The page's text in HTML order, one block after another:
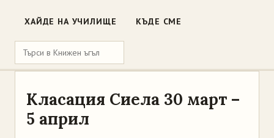
ХАЙДЕ НА УЧИЛИЩЕ КЪДЕ СМЕ
Класация Сиела 30 март –
5 април